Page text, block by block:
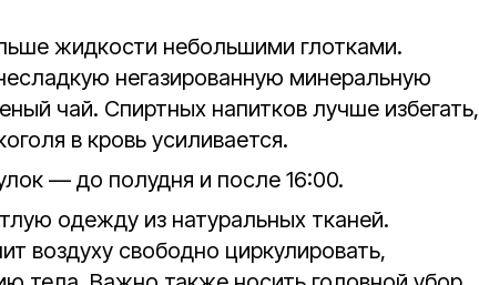
жидкости небольшими глотками.
негазированную минеральную
чай. Спиртных напитков лучше избегать,
в кровь усиливается.
— до полудня и после 16:00.
одежду из натуральных тканей.
воздуху свободно циркулировать,